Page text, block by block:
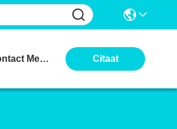
Neem Contact Met Ons Op Citaat